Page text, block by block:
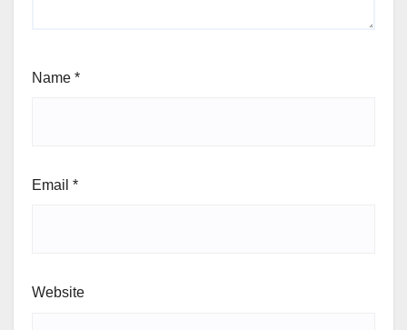
Name *
Email *
Website